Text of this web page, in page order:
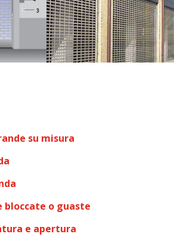
su misura
bloccate o guaste
e apertura